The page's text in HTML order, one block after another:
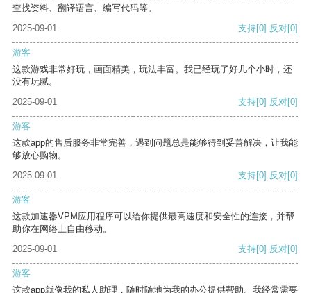
查找资料、翻译语言、编写代码等。
2025-09-01
支持[0] 反对[0]
游客
这款游戏非常好玩，画面精美，玩法丰富。我已经玩了好几个小时，还
没有玩腻。
2025-09-01
支持[0] 反对[0]
游客
这款app的售后服务非常完善，遇到问题总是能够得到妥善解决，让我能
够放心购物。
2025-09-01
支持[0] 反对[0]
游客
这款加速器VPM应用程序可以给你提供最高速度和安全性的连接，并帮
助你在网络上自由移动。
2025-09-01
支持[0] 反对[0]
游客
这款app就像我的私人助理，随时随地为我的办公提供帮助。我经常需要